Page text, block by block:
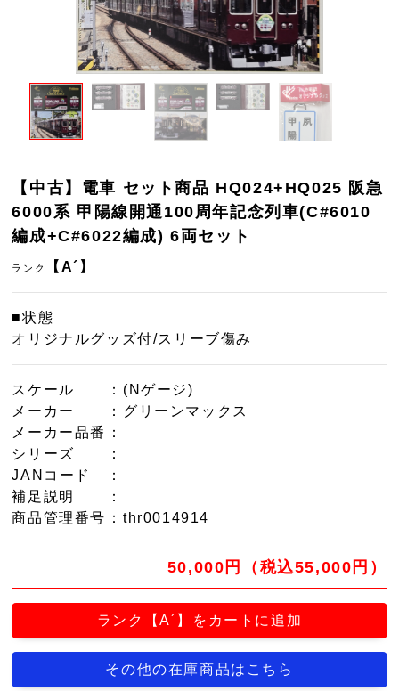
【中古】電車 セット商品 HQ024+HQ025 阪急
6000系 甲陽線開通100周年記念列車(C#6010
編成+C#6022編成) 6両セット
ランク 【A´】
■状態
オリジナルグッズ付/スリーブ傷み
スケール
：(Nゲージ)
メーカー
：グリーンマックス
メーカー品番
：
シリーズ
：
JANコード
：
補足説明
：
商品管理番号 ：thr0014914
50,000円（税込55,000円）
ランク【A´】をカートに追加
その他の在庫商品はこちら